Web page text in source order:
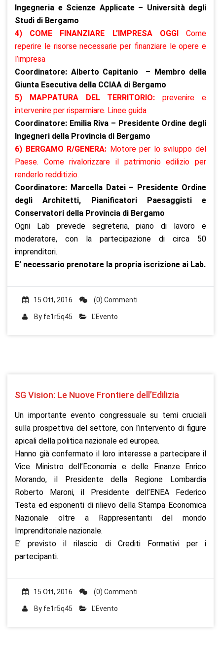
Ingegneria e Scienze Applicate – Università degli
Studi di Bergamo
4) COME FINANZIARE L’IMPRESA OGGICome
reperire le risorse necessarie per finanziare le opere e
l’impresa
Coordinatore: Alberto Capitanio – Membro della
Giunta Esecutiva della CCIAA di Bergamo
5) MAPPATURA DEL TERRITORIO: prevenire e
intervenire per risparmiare. Linee guida
Coordinatore: Emilia Riva – Presidente Ordine degli
Ingegneri della Provincia di Bergamo
6) BERGAMO R/GENERA: Motore per lo sviluppo del
Paese. Come rivalorizzare il patrimonio edilizio per
renderlo redditizio.
Coordinatore: Marcella Datei – Presidente Ordine
degli Architetti, Pianificatori Paesaggisti e
Conservatori della Provincia di Bergamo
Ogni Lab prevede segreteria, piano di lavoro e
moderatore, con la partecipazione di circa 50
imprenditori.
E’ necessario prenotare la propria iscrizione ai Lab.
15 Ott, 2016 (0) Commenti
By fe1r5q45 L'Evento
SG Vision: Le Nuove Frontiere dell’Edilizia
Un importante evento congressuale su temi cruciali
sulla prospettiva del settore, con l’intervento di figure
apicali della politica nazionale ed europea.
Hanno già confermato il loro interesse a partecipare il
Vice Ministro dell’Economia e delle Finanze Enrico
Morando, il Presidente della Regione Lombardia
Roberto Maroni, il Presidente dell’ENEA Federico
Testa ed esponenti di rilievo della Stampa Economica
Nazionale oltre a Rappresentanti del mondo
Imprenditoriale nazionale.
E’ previsto il rilascio di Crediti Formativi per i
partecipanti.
15 Ott, 2016 (0) Commenti
By fe1r5q45 L'Evento